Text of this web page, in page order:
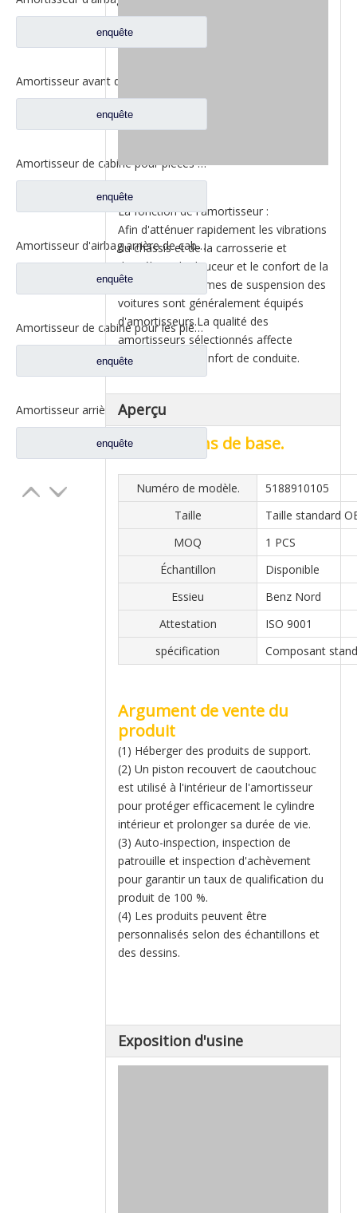
enquête
enquête
Amortisseur de cabine pour pièces de rechange de camion North Benz Beiben 0008912205-6048
enquête
Amortisseur d'airbag arrière de cabine pour pièces de rechange de camion North Benz Beiben V3 5183170512
enquête
Amortisseur de cabine pour les pièces de rechange 5008900019 de camion du nord de benz
enquête
enquête
La fonction de l'amortisseur :
Afin d'atténuer rapidement les vibrations
du châssis et de la carrosserie et
d'améliorer la douceur et le confort de la
voiture, les systèmes de suspension des
voitures sont généralement équipés
d'amortisseurs.La qualité des
amortisseurs sélectionnés affecte
directement le confort de conduite.
Aperçu
Informations de base.
Numéro de modèle.
5188910105
Taille
Taille standard
MOQ
1 PCS
Échantillon
Disponible
Essieu
Benz Nord
Attestation
ISO 9001
spécification
Composant
Argument de vente du
produit
(1) Héberger des produits de support.
(2) Un piston recouvert de caoutchouc
est utilisé à l'intérieur de l'amortisseur
pour protéger efficacement le cylindre
intérieur et prolonger sa durée de vie.
(3) Auto-inspection, inspection de
patrouille et inspection d'achèvement
pour garantir un taux de qualification du
produit de 100 %.
(4) Les produits peuvent être
personnalisés selon des échantillons et
des dessins.
Exposition d'usine